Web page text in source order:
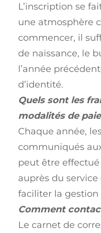
L’inscription se
une atmosphère
commencer, il
de naissance, le
l’année
d’identité.
Quels sont les
modalités de
Chaque année,
communiqués
peut être
auprès du
faciliter la gestion
Comment
Le carnet de